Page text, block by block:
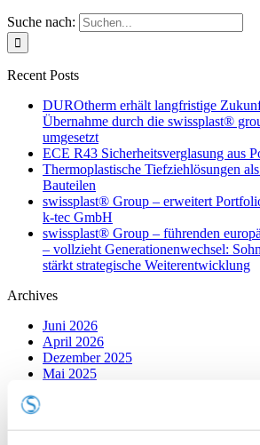
Suche nach:
Recent Posts
DUROtherm erhält langfristige
Übernahme durch die swissplast®
umgesetzt
ECE R43 Sicherheitsverglasung aus
Thermoplastische Tiefziehlösungen
Bauteilen
swissplast® Group – erweitert
k-tec GmbH
swissplast® Group – führenden
– vollzieht Generationenwechsel:
stärkt strategische Weiterentwicklung
Archives
Juni 2026
April 2026
Dezember 2025
Mai 2025